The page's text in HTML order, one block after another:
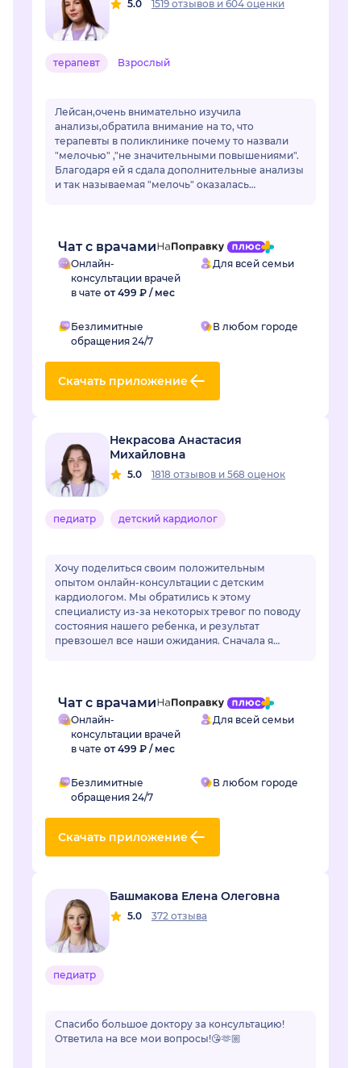
5.0 1519 отзывов и 604 оценки
терапевт Взрослый
Лейсан,очень внимательно изучила
анализы,обратила внимание на то, что
терапевты в поликлинике почему то назвали
"мелочью" ,"не значительными повышениями".
Благодаря ей я сдала дополнительные анализы
и так называемая "мелочь" оказалась
Чат с врачами
Онлайн-
консультации врачей
в чате от 499 ₽ / мес
Для всей семьи
Безлимитные
обращения 24/7
В любом городе
Скачать приложение
Некрасова Анастасия
Михайловна
5.0 1818 отзывов и 568 оценок
педиатр детский кардиолог
Хочу поделиться своим положительным
опытом онлайн-консультации с детским
кардиологом. Мы обратились к этому
специалисту из-за некоторых тревог по поводу
состояния нашего ребенка, и результат
превзошел все наши ожидания. Сначала я
Чат с врачами
Онлайн-
консультации врачей
в чате от 499 ₽ / мес
Для всей семьи
Безлимитные
обращения 24/7
В любом городе
Скачать приложение
Башмакова Елена Олеговна
5.0 372 отзыва
педиатр
Спасибо большое доктору за консультацию!
Ответила на все мои вопросы!😘🫶🏼